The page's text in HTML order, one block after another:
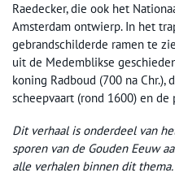
Raedecker, die ook het
Amsterdam ontwierp. In het
gebrandschilderde ramen te
uit de Medemblikse
koning Radboud (700 na
scheepvaart (rond 1600) en
Dit verhaal is onderdeel van
sporen van de Gouden Eeuw
alle verhalen binnen dit thema.